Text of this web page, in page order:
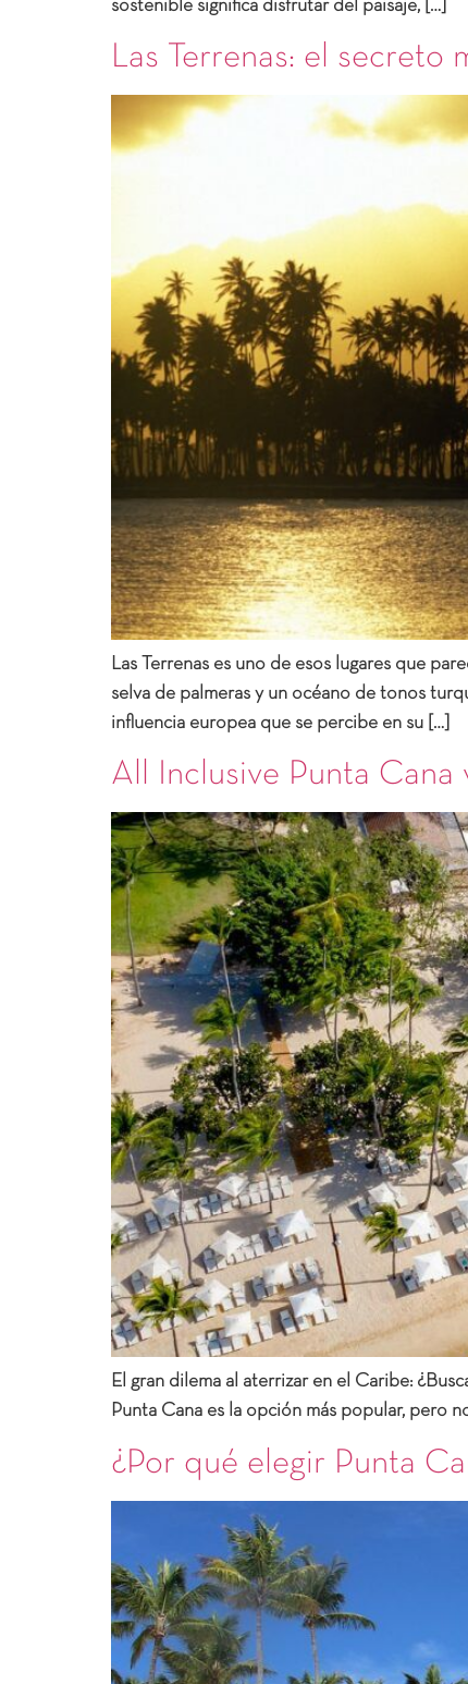
sostenible significa disfrutar del paisaje, […]
Las Terrenas: el secreto
Las Terrenas es uno de esos lugares que
selva de palmeras y un océano de tonos
influencia europea que se percibe en su […]
All Inclusive Punta Cana
El gran dilema al aterrizar en el Caribe:
Punta Cana es la opción más popular, pero
¿Por qué elegir Punta